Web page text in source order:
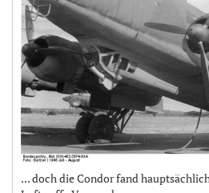
... doch die Condor fand